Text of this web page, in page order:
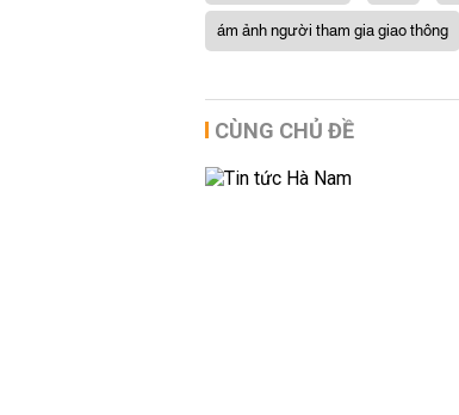
ám ảnh người tham gia giao thông
CÙNG CHỦ ĐỀ